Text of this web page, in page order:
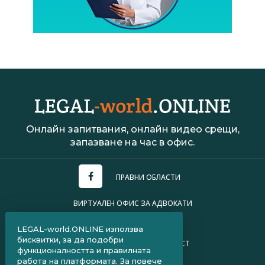
гр. Шумен
Временно не предлага
ВИЖ ПРОФИЛ
Онлайн запитвания, онлайн видео срещи,
запазване на час в офис.
ПРАВНИ ОБЛАСТИ
ВИРТУАЛЕН ОФИС ЗА АДВОКАТИ
ПОЛИТИКА ЗА ПОВЕРИТЕЛНОСТ
LEGAL-world.ONLINE използва
бисквитки, за да подобри
функционалността и правилната
работа на платформата. За повече